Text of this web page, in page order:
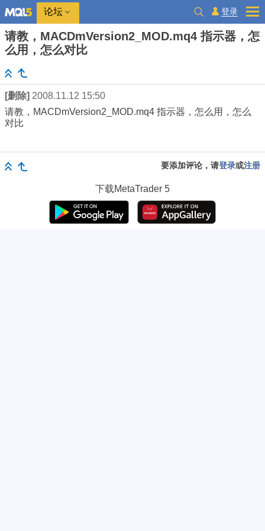
论坛 登录
请教，MACDmVersion2_MOD.mq4 指示器，怎
么用，怎么对比
[删除] 2008.11.12 15:50
请教，MACDmVersion2_MOD.mq4 指示器，怎么用，怎么
对比
要添加评论，请登录或注册
下载MetaTrader 5